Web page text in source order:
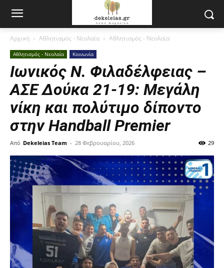
Αρχική Αθλητισμός - Νεολαία Αθλητισμός - Νεολαία
Αθλητισμός - Νεολαία Κοινωνία
Ιωνικός Ν. Φιλαδέλφειας –
ΑΣΕ Δούκα 21-19: Μεγάλη
νίκη και πολύτιμο δίποντο
στην Handball Premier
Από Dekeleias Team - 28 Φεβρουαρίου, 2026 29